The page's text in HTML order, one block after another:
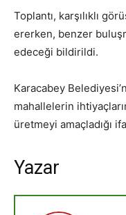
Toplantı, karşılıklı
ererken, benzer
edeceği bildirildi.
Karacabey
mahallelerin
üretmeyi amaçladığı
Yazar